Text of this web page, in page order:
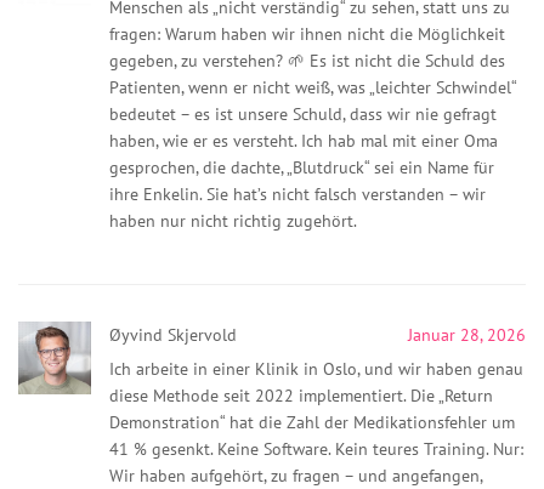
Menschen als „nicht verständig“ zu sehen, statt uns zu
fragen: Warum haben wir ihnen nicht die Möglichkeit
gegeben, zu verstehen? 🌱 Es ist nicht die Schuld des
Patienten, wenn er nicht weiß, was „leichter Schwindel“
bedeutet – es ist unsere Schuld, dass wir nie gefragt
haben, wie er es versteht. Ich hab mal mit einer Oma
gesprochen, die dachte, „Blutdruck“ sei ein Name für
ihre Enkelin. Sie hat’s nicht falsch verstanden – wir
haben nur nicht richtig zugehört.
Øyvind Skjervold
Januar 28, 2026
Ich arbeite in einer Klinik in Oslo, und wir haben genau
diese Methode seit 2022 implementiert. Die „Return
Demonstration“ hat die Zahl der Medikationsfehler um
41 % gesenkt. Keine Software. Kein teures Training. Nur:
Wir haben aufgehört, zu fragen – und angefangen,